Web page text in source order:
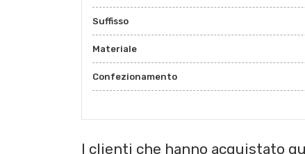
Suffisso
Materiale
Confezionamento
I clienti che hanno acquistato